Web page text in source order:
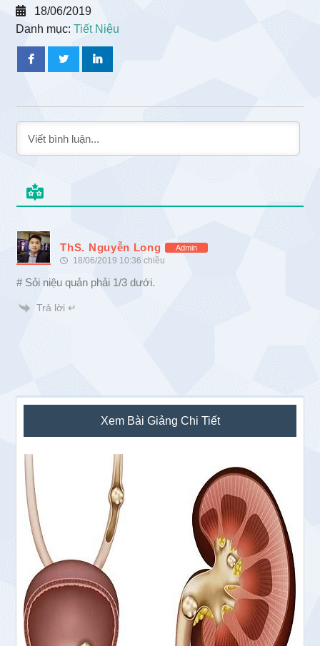
18/06/2019
Danh mục:Tiết Niệu
ThS. Nguyễn Long Admin
18/06/2019 10:36 chiều
# Sỏi niệu quản phải 1/3 dưới.
Trả lời ↵
Sidebar
chính
Xem Bài Giảng Chi Tiết